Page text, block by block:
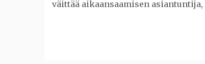
väittää aikaansaamisen